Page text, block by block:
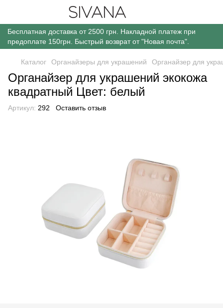
Бесплатная доставка от 2500 грн. Накладной платеж при
предоплате 150грн. Быстрый возврат от "Новая почта".
Каталог Органайзеры для украшений Органайзер для
Органайзер для украшений экокожа
квадратный Цвет: белый
Артикул: 292 Оставить отзыв